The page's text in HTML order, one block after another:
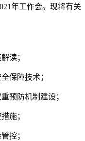
年工作会。现将有关
读；
保障技术；
预防机制建设；
施；
控；